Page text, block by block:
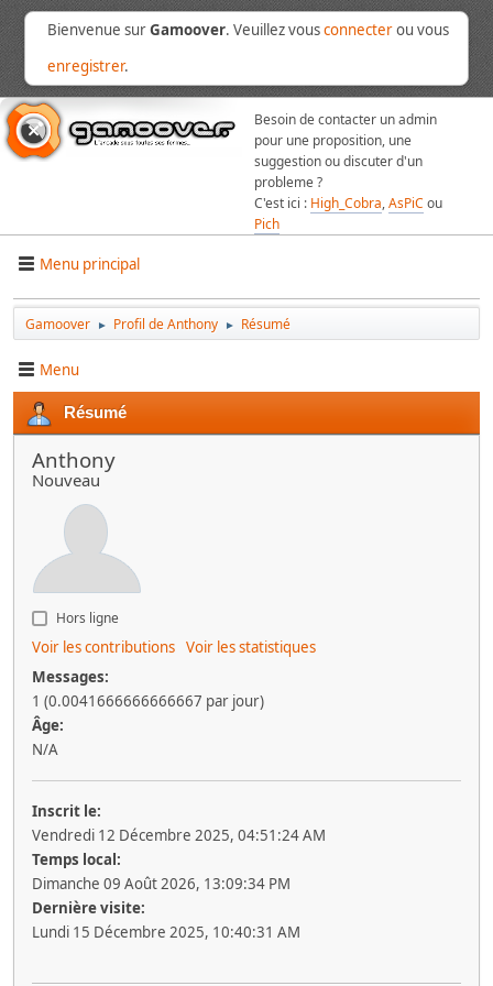
Bienvenue surGamoover. Veuillez vousconnecterou vous
enregistrer.
Besoin de contacter un admin
pour une proposition, une
suggestion ou discuter d'un
probleme ?
C'est ici : High_Cobra,AsPiC ou
Pich
Menu principal
Gamoover ► Profil de Anthony ► Résumé
Menu
Résumé
Anthony
Nouveau
Hors ligne
Voir les contributions Voir les statistiques
Messages:
1 (0.0041666666666667 par jour)
Âge:
N/A
Inscrit le:
Vendredi 12 Décembre 2025, 04:51:24 AM
Temps local:
Dimanche 09 Août 2026, 13:09:34 PM
Dernière visite:
Lundi 15 Décembre 2025, 10:40:31 AM